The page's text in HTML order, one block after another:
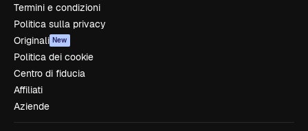
Termini e condizioni
Politica sulla privacy
Originali New
Politica dei cookie
Centro di fiducia
Affiliati
Aziende